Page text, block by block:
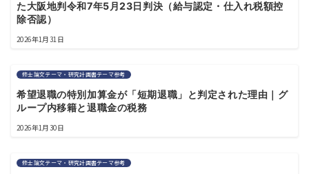
た大阪地判令和7年5月23日判決（給与認定・仕入れ税額控
除否認）
2026年1月31日
修士論文テーマ・研究計画書テーマ参考
希望退職の特別加算金が「短期退職」と判定された理由｜グ
ループ内移籍と退職金の税務
2026年1月30日
修士論文テーマ・研究計画書テーマ参考